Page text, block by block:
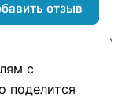
с
поделится
отзыв